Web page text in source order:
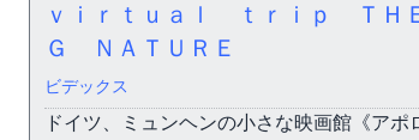
ｖｉｒｔｕａｌ ｔｒｉｐ ＴＨ
Ｇ ＮＡＴＵＲＥ
ビデックス
ドイツ、ミュンヘンの小さな映画館《ア